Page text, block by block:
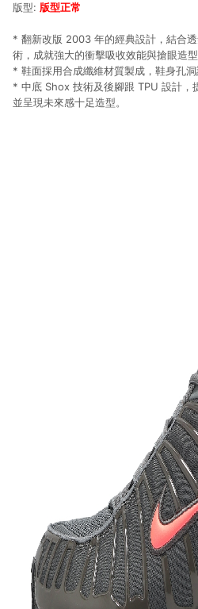
版型: 版型正常
* 翻新改版 2003 年的經典設計，結合
術，成就強大的衝擊吸收效能與搶眼造型
* 鞋面採用合成纖維材質製成，鞋身孔洞
* 中底 Shox 技術及後腳跟 TPU 設計，
並呈現未來感十足造型。